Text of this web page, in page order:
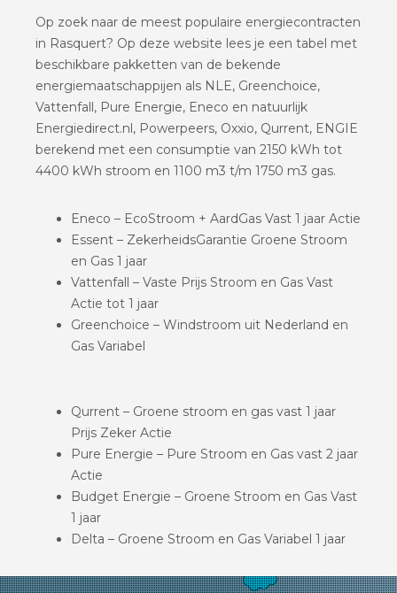
Op zoek naar de meest populaire energiecontracten
in Rasquert? Op deze website lees je een tabel met
beschikbare pakketten van de bekende
energiemaatschappijen als NLE, Greenchoice,
Vattenfall, Pure Energie, Eneco en natuurlijk
Energiedirect.nl, Powerpeers, Oxxio, Qurrent, ENGIE
berekend met een consumptie van 2150 kWh tot
4400 kWh stroom en 1100 m3 t/m 1750 m3 gas.
Eneco – EcoStroom + AardGas Vast 1 jaar Actie
Essent – ZekerheidsGarantie Groene Stroom
en Gas 1 jaar
Vattenfall – Vaste Prijs Stroom en Gas Vast
Actie tot 1 jaar
Greenchoice – Windstroom uit Nederland en
Gas Variabel
Qurrent – Groene stroom en gas vast 1 jaar
Prijs Zeker Actie
Pure Energie – Pure Stroom en Gas vast 2 jaar
Actie
Budget Energie – Groene Stroom en Gas Vast
1 jaar
Delta – Groene Stroom en Gas Variabel 1 jaar